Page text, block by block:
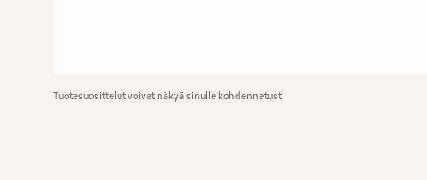
Tuotesuosittelut voivat näkyä sinulle kohdennetusti